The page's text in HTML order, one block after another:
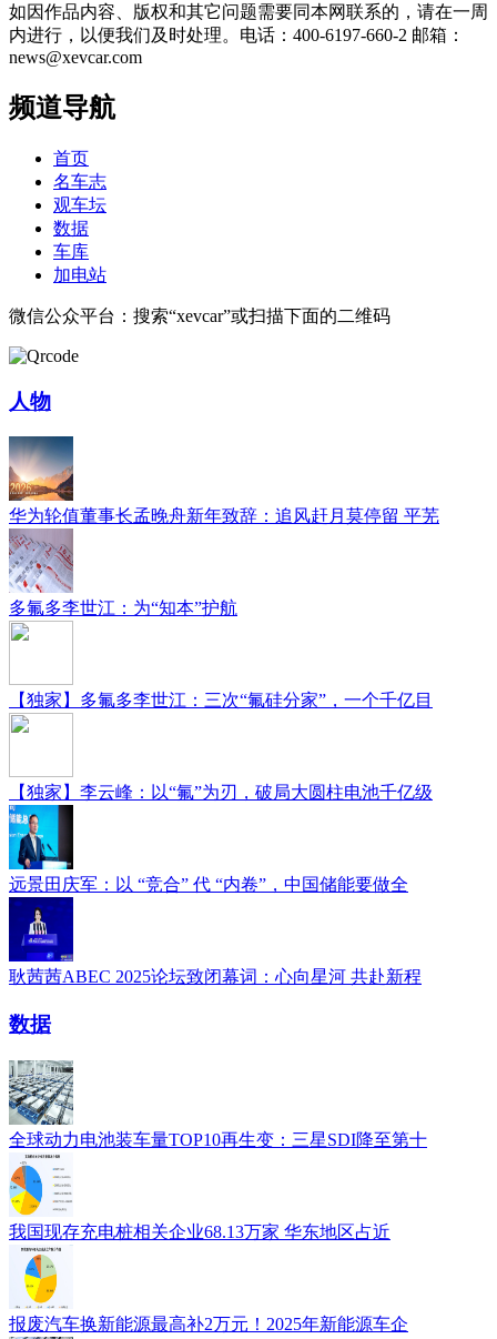
如因作品内容、版权和其它问题需要同本网联系的，请在一周
内进行，以便我们及时处理。电话：400-6197-660-2 邮箱：
news@xevcar.com
频道导航
首页
名车志
观车坛
数据
车库
加电站
微信公众平台：搜索“xevcar”或扫描下面的二维码
人物
华为轮值董事长孟晚舟新年致辞：追风赶月莫停留 平芜
多氟多李世江：为“知本”护航
【独家】多氟多李世江：三次“氟硅分家”，一个千亿目
【独家】李云峰：以“氟”为刃，破局大圆柱电池千亿级
远景田庆军：以 “竞合” 代 “内卷”，中国储能要做全
耿茜茜ABEC 2025论坛致闭幕词：心向星河 共赴新程
数据
全球动力电池装车量TOP10再生变：三星SDI降至第十
我国现存充电桩相关企业68.13万家 华东地区占近
报废汽车换新能源最高补2万元！2025年新能源车企